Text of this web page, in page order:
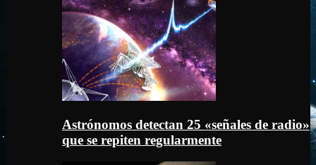
Astrónomos detectan 25 «señales de radio»
que se repiten regularmente